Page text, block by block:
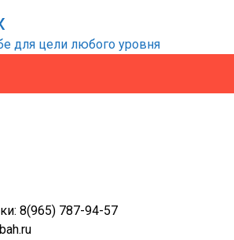
для цели любого уровня
8(965) 787-94-57